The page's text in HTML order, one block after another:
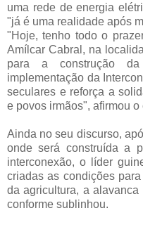
uma rede de energia
"já é uma realidade após
"Hoje, tenho todo o
Amílcar Cabral, na
para a construção
implementação da
seculares e reforça a
e povos irmãos", afirmou
Ainda no seu discurso,
onde será construída a
interconexão, o líder
criadas as condições
da agricultura, a
conforme sublinhou.